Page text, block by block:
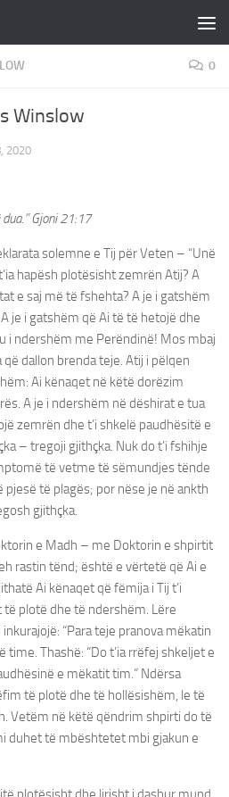
0
Winslow
2020
Gjoni 21:17
solemne e Tij për Veten – “Unë
hapësh plotësisht zemrën Atij? A
e saj më të fshehta? A je i gatshëm
je i gatshëm që Ai të të hetojë dhe
i ndershëm me Perëndinë! Mos mbaj
dallon brenda teje. Atij i pëlqen
Ai kënaqet në këtë dorëzim
A je i ndershëm në dëshirat e tua
zemrën dhe t’i shkelë paudhësitë e
– tregoji gjithçka. Nuk do t’i fshihje
të vetme të sëmundjes tënde
pjesë të plagës; por nëse je në ankth
gjithçka.
e Madh – me Doktorin e shpirtit
rastin tënd; është e vërtetë që Ai e
Ai kënaqet që fëmija i Tij t’i
plotë dhe të ndershëm. Lëre
“Para teje pranova mëkatin
Thashë: “Do t’ia rrëfej shkeljet e
e mëkatit tim.” Ndërsa
të plotë dhe të hollësishëm, le të
Vetëm në këtë qëndrim shpirti do të
duhet të mbështetet mbi gjakun e